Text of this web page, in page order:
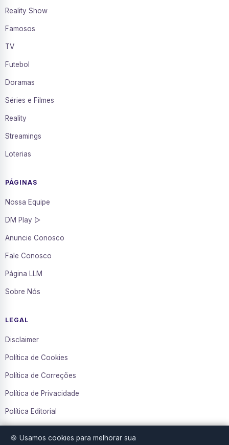
Reality Show
Famosos
TV
Futebol
Doramas
Séries e Filmes
Reality
Streamings
Loterias
PÁGINAS
Nossa Equipe
DM Play ▷
Anuncie Conosco
Fale Conosco
Página LLM
Sobre Nós
LEGAL
Disclaimer
Política de Cookies
Política de Correções
Política de Privacidade
Política Editorial
🍪 Usamos cookies para melhorar sua